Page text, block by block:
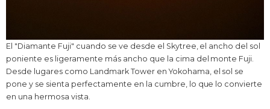
El "Diamante Fuji" cuando se ve desde el Skytree, el ancho del sol
poniente es ligeramente más ancho que la cima del monte Fuji.
Desde lugares como Landmark Tower en Yokohama, el sol se
pone y se sienta perfectamente en la cumbre, lo que lo convierte
en una hermosa vista.